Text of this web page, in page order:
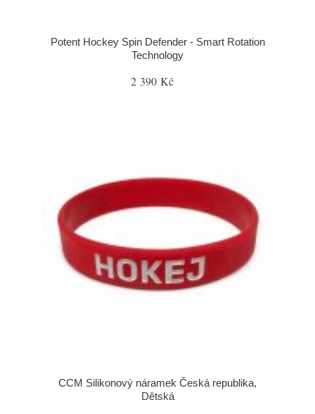
Potent Hockey Spin Defender - Smart Rotation
Technology
2 390 Kč
CCM Silikonový náramek Česká republika,
Dětská